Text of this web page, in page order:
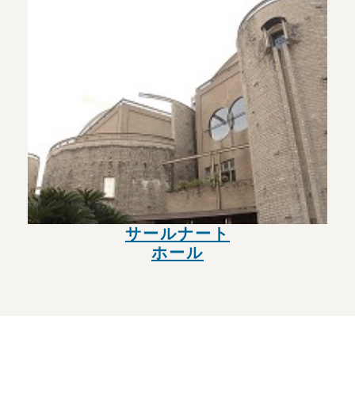
サールナート
ホール